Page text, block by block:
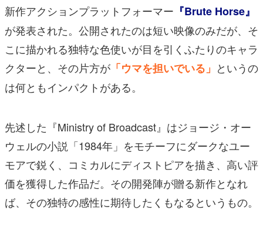
新作アクションプラットフォーマー 『Brute Horse』
が発表された。公開されたのは短い映像のみだが、そ
こに描かれる独特な色使いが目を引くふたりのキャラ
クターと、その片方が 「ウマを担いでいる」 というの
は何ともインパクトがある。
先述した『Ministry of Broadcast』はジョージ・オー
ウェルの小説「1984年」をモチーフにダークなユー
モアで鋭く、コミカルにディストピアを描き、高い評
価を獲得した作品だ。その開発陣が贈る新作となれ
ば、その独特の感性に期待したくもなるというもの。